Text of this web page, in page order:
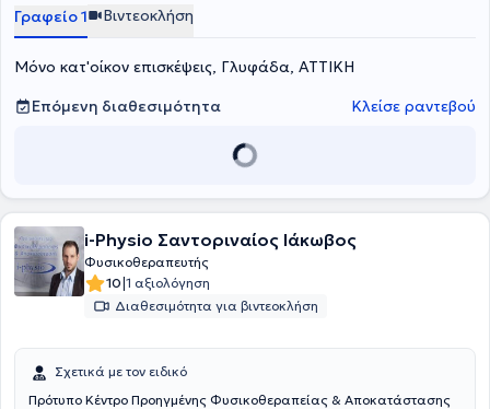
Γραφείο 1 Βιντεοκλήση
Μόνο κατ'οίκον επισκέψεις, Γλυφάδα, ΑΤΤΙΚΗ
Επόμενη διαθεσιμότητα
Κλείσε ραντεβού
i-Physio Σαντοριναίος Ιάκωβος
Φυσικοθεραπευτής
10|1 αξιολόγηση
Διαθεσιμότητα για βιντεοκλήση
Σχετικά με τον ειδικό
Πρότυπο Κέντρο Προηγμένης Φυσικοθεραπείας & Αποκατάστασης